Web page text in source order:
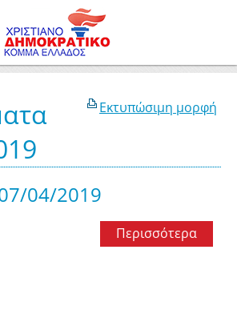
Εκτυπώσιμη μορφή
04/2019
Περισσότερα